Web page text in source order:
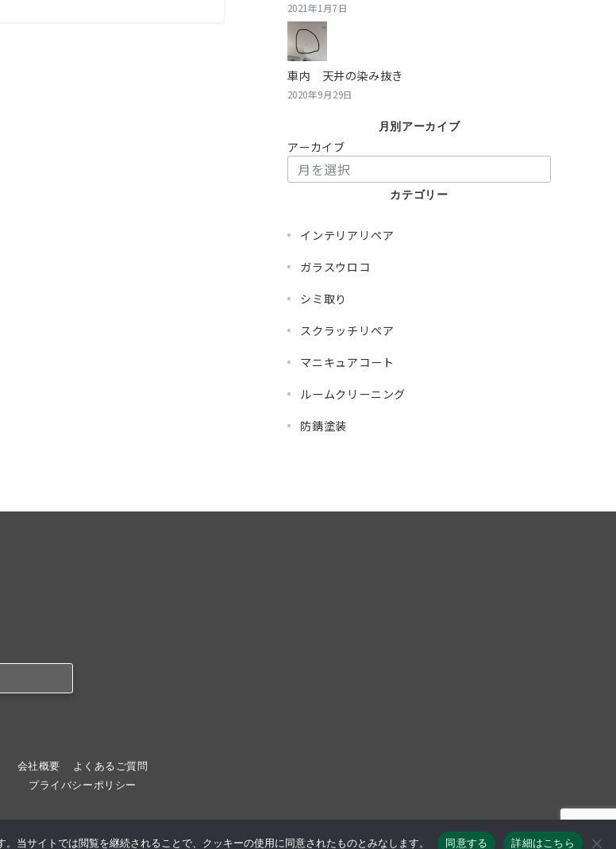
2021年1月7日
車内 天井の染み抜き
2020年9月29日
月別アーカイブ
アーカイブ
カテゴリー
インテリアリペア
ガラスウロコ
シミ取り
スクラッチリペア
マニキュアコート
ルームクリーニング
防錆塗装
会社概要
よくあるご質問
プライバシーポリシー
当サイトでは閲覧を継続されることで、クッキーの使用に同意されたものとみなします。 同意する 詳細はこちら